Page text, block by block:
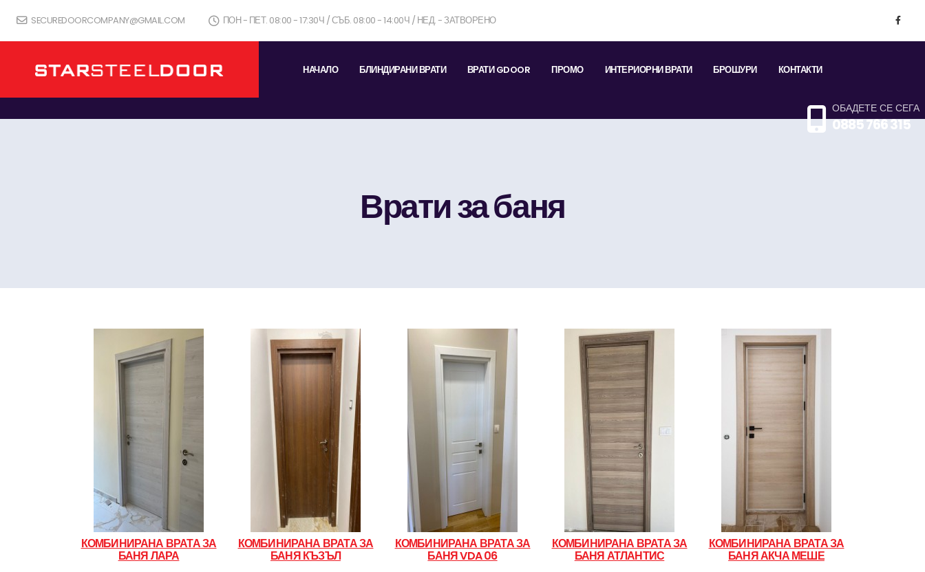
SECUREDOORCOMPANY@GMAIL.COM ПОН - ПЕТ. 08:00 - 17:30Ч / СЪБ. 08:00 - 14:00Ч / НЕД. - ЗАТВОРЕНО
НАЧАЛО БЛИНДИРАНИ ВРАТИ ВРАТИ GDOOR ПРОМО ИНТЕРИОРНИ ВРАТИ БРОШУРИ КОНТАКТИ
ОБАДЕТЕ СЕ СЕГА
0885 766 315
Врати за баня
КОМБИНИРАНА ВРАТА ЗА
БАНЯ ЛАРА
КОМБИНИРАНА ВРАТА ЗА
БАНЯ КЪЗЪЛ
КОМБИНИРАНА ВРАТА ЗА
БАНЯ VDA 06
КОМБИНИРАНА ВРАТА ЗА
БАНЯ АТЛАНТИС
КОМБИНИРАНА ВРАТА ЗА
БАНЯ АКЧА МЕШЕ